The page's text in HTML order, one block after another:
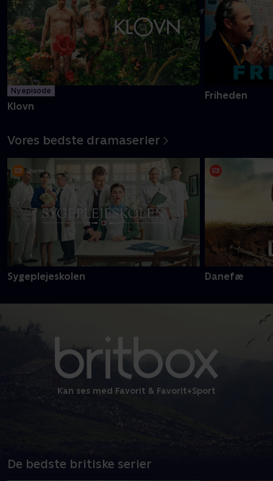
Danmarks pinligste makkerpar Frank og Casper navigerer livet
med tvivlsom succes
Mere info
Ny episode
Klovn
Friheden
Vores bedste dramaserier
Sygeplejeskolen Danefæ
Kan ses med Favorit & Favorit+Sport
De bedste britiske serier